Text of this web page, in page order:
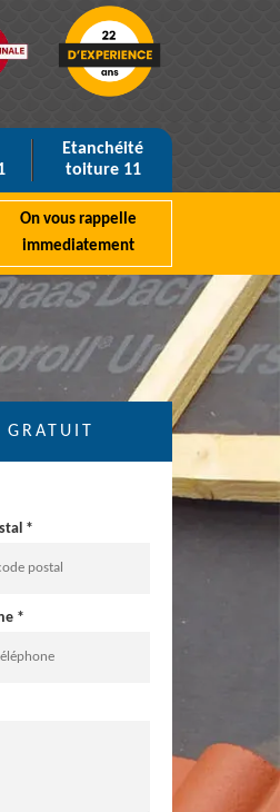
Etanchéité
toiture 11
On vous rappelle
immediatement
*
*